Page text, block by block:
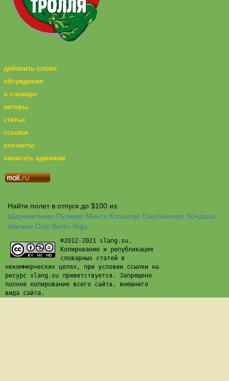
добавить слово
обсуждения
о словаре
авторы
статьи
ссылки
контакты
написать админам
Найти полет в отпуск до $100 из:
Шереметьево Пулково Минск Кольцово Емельяново Лондона
Warsaw Oslo Berlin Riga
©2012-2021 slang.su.
Копирование и републикация
словарных статей в
некоммерческих целях, при условии ссылки на
ресурс slang.su приветствуется. Запрещено
полное копирование всего сайта, внешнего
вида сайта.